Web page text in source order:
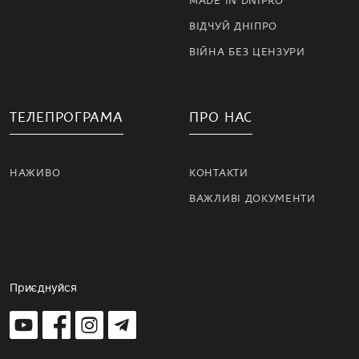
ВІДЧУЙ ДНІПРО
ВІЙНА БЕЗ ЦЕНЗУРИ
ТЕЛЕПРОГРАМА
НАЖИВО
ПРО НАС
КОНТАКТИ
ВАЖЛИВІ ДОКУМЕНТИ
Приєднуйся